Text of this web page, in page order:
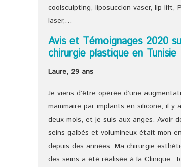
coolsculpting, liposuccion vaser, lip-lift,
laser,…
Avis et Témoignages 2020
chirurgie plastique en Tunisie
Laure, 29 ans
Je viens d’être opérée d’une
mammaire par implants en silicone, il y a
deux mois, et je suis aux anges. Avoir
seins galbés et volumineux était mon
depuis des années. Ma chirurgie
des seins a été réalisée à la Clinique.